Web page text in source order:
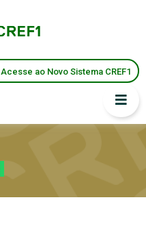
Acesse ao Novo Sistema CREF1